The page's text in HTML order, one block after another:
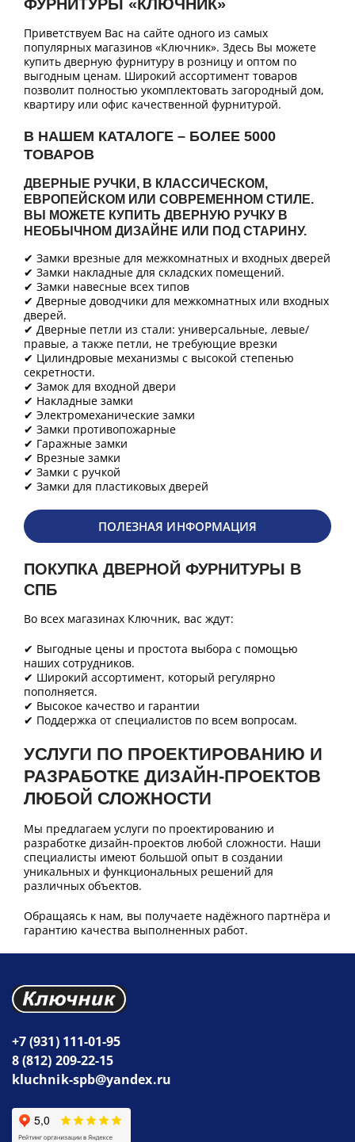
ФУРНИТУРЫ «КЛЮЧНИК»
Приветствуем Вас на сайте одного из самых
популярных магазинов «Ключник». Здесь Вы можете
купить дверную фурнитуру в розницу и оптом по
выгодным ценам. Широкий ассортимент товаров
позволит полностью укомплектовать загородный дом,
квартиру или офис качественной фурнитурой.
В НАШЕМ КАТАЛОГЕ – БОЛЕЕ 5000
ТОВАРОВ
ДВЕРНЫЕ РУЧКИ, В КЛАССИЧЕСКОМ,
ЕВРОПЕЙСКОМ ИЛИ СОВРЕМЕННОМ СТИЛЕ.
ВЫ МОЖЕТЕ КУПИТЬ ДВЕРНУЮ РУЧКУ В
НЕОБЫЧНОМ ДИЗАЙНЕ ИЛИ ПОД СТАРИНУ.
✔ Замки врезные для межкомнатных и входных дверей
✔ Замки накладные для складских помещений.
✔ Замки навесные всех типов
✔ Дверные доводчики для межкомнатных или входных
дверей.
✔ Дверные петли из стали: универсальные, левые/
правые, а также петли, не требующие врезки
✔ Цилиндровые механизмы с высокой степенью
секретности.
✔ Замок для входной двери
✔ Накладные замки
✔ Электромеханические замки
✔ Замки противопожарные
✔ Гаражные замки
✔ Врезные замки
✔ Замки с ручкой
✔ Замки для пластиковых дверей
ПОЛЕЗНАЯ ИНФОРМАЦИЯ
ПОКУПКА ДВЕРНОЙ ФУРНИТУРЫ В
СПБ
Во всех магазинах Ключник, вас ждут:
✔ Выгодные цены и простота выбора с помощью
наших сотрудников.
✔ Широкий ассортимент, который регулярно
пополняется.
✔ Высокое качество и гарантии
✔ Поддержка от специалистов по всем вопросам.
УСЛУГИ ПО ПРОЕКТИРОВАНИЮ И
РАЗРАБОТКЕ ДИЗАЙН-ПРОЕКТОВ
ЛЮБОЙ СЛОЖНОСТИ
Мы предлагаем услуги по проектированию и
разработке дизайн-проектов любой сложности. Наши
специалисты имеют большой опыт в создании
уникальных и функциональных решений для
различных объектов.
Обращаясь к нам, вы получаете надёжного партнёра и
гарантию качества выполненных работ.
+7 (931) 111-01-95
8 (812) 209-22-15
kluchnik-spb@yandex.ru